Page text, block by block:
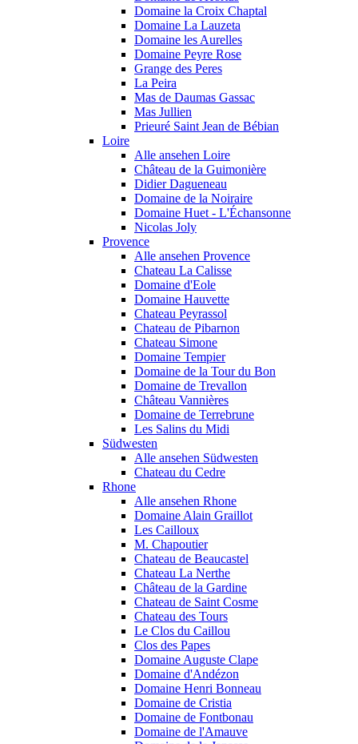
Domaine la Croix Chaptal
Domaine La Lauzeta
Domaine les Aurelles
Domaine Peyre Rose
Grange des Peres
La Peira
Mas de Daumas Gassac
Mas Jullien
Prieuré Saint Jean de Bébian
Loire
Alle ansehen Loire
Château de la Guimonière
Didier Dagueneau
Domaine de la Noiraire
Domaine Huet - L'Échansonne
Nicolas Joly
Provence
Alle ansehen Provence
Chateau La Calisse
Domaine d'Eole
Domaine Hauvette
Chateau Peyrassol
Chateau de Pibarnon
Chateau Simone
Domaine Tempier
Domaine de la Tour du Bon
Domaine de Trevallon
Château Vannières
Domaine de Terrebrune
Les Salins du Midi
Südwesten
Alle ansehen Südwesten
Chateau du Cedre
Rhone
Alle ansehen Rhone
Domaine Alain Graillot
Les Cailloux
M. Chapoutier
Chateau de Beaucastel
Chateau La Nerthe
Château de la Gardine
Chateau de Saint Cosme
Chateau des Tours
Le Clos du Caillou
Clos des Papes
Domaine Auguste Clape
Domaine d'Andézon
Domaine Henri Bonneau
Domaine de Cristia
Domaine de Fontbonau
Domaine de l'Amauve